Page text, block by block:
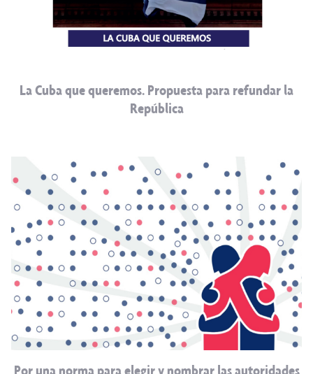
La Cuba que queremos. Propuesta para refundar la
República
Por una norma para elegir y nombrar las autoridades